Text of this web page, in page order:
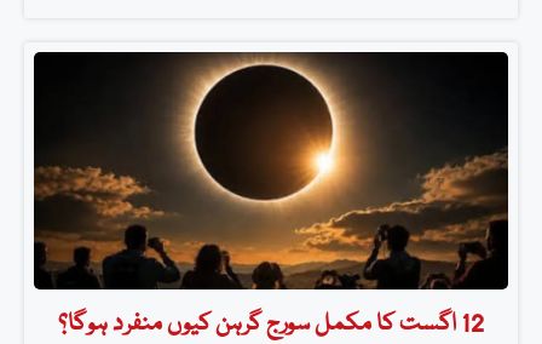
12 اگست کا مکمل سورج گرہن کیوں منفرد ہوگا؟